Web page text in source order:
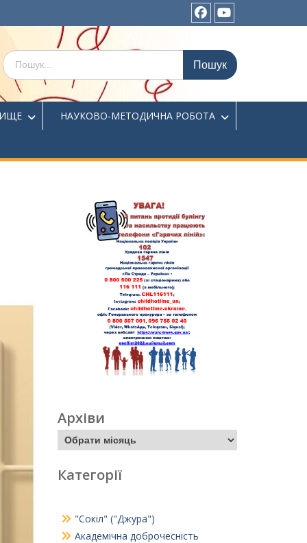
facebook.com
Youtube.com
Шукати:
НАУКОВО-МЕТОДИЧНА РОБОТА
Архіви
Категорії
"Сокіл" ("Джура")
Академічна доброчесність